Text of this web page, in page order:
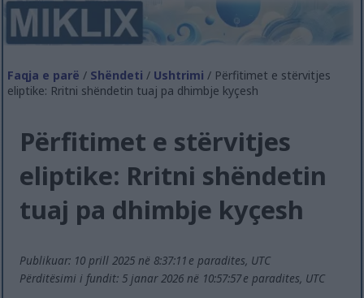
Faqja e parë / Shëndeti / Ushtrimi / Përfitimet e stërvitjes
eliptike: Rritni shëndetin tuaj pa dhimbje kyçesh
Përfitimet e stërvitjes
eliptike: Rritni shëndetin
tuaj pa dhimbje kyçesh
Publikuar: 10 prill 2025 në 8:37:11 e paradites, UTC
Përditësimi i fundit: 5 janar 2026 në 10:57:57 e paradites, UTC